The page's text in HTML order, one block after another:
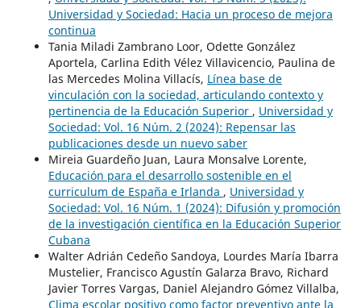
Universidad y Sociedad: Hacia un proceso de mejora
continua
Tania Miladi Zambrano Loor, Odette González
Aportela, Carlina Edith Vélez Villavicencio, Paulina de
las Mercedes Molina Villacís, Línea base de
vinculación con la sociedad, articulando contexto y
pertinencia de la Educación Superior , Universidad y
Sociedad: Vol. 16 Núm. 2 (2024): Repensar las
publicaciones desde un nuevo saber
Mireia Guardeño Juan, Laura Monsalve Lorente,
Educación para el desarrollo sostenible en el
curriculum de España e Irlanda , Universidad y
Sociedad: Vol. 16 Núm. 1 (2024): Difusión y promoción
de la investigación científica en la Educación Superior
Cubana
Walter Adrián Cedeño Sandoya, Lourdes María Ibarra
Mustelier, Francisco Agustín Galarza Bravo, Richard
Javier Torres Vargas, Daniel Alejandro Gómez Villalba,
Clima escolar positivo como factor preventivo ante la